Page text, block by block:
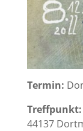
Termin:
Treffpunkt:
44137